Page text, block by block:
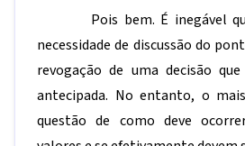
Pois bem. É inegável
necessidade de discussão do
revogação de uma decisão
antecipada. No entanto, o
questão de como deve